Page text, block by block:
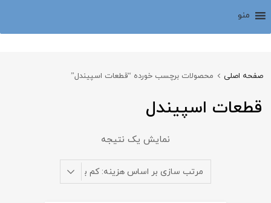
منو
صفحه اصلی محصولات برچسب خورده “قطعات اسپیندل”
قطعات اسپیندل
نمایش یک نتیجه